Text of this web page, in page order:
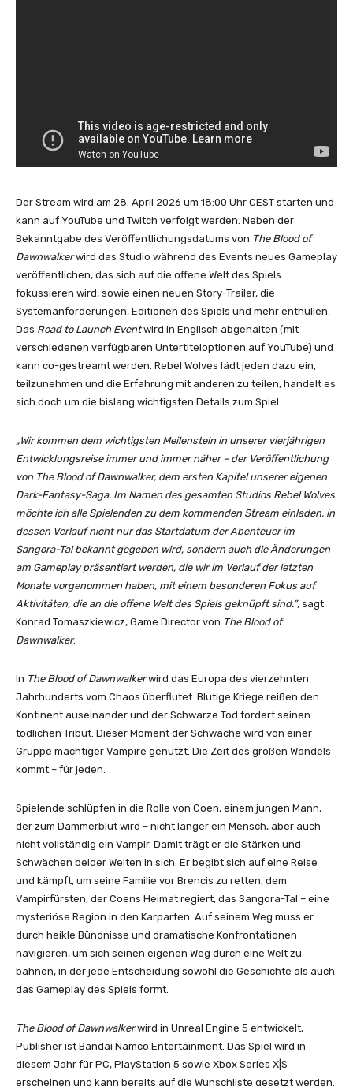
Der Stream wird am 28. April 2026 um 18:00 Uhr CEST starten und
kann auf YouTube und Twitch verfolgt werden. Neben der
Bekanntgabe des Veröffentlichungsdatums von The Blood of
Dawnwalkerwird das Studio während des Events neues Gameplay
veröffentlichen, das sich auf die offene Welt des Spiels
fokussieren wird, sowie einen neuen Story-Trailer, die
Systemanforderungen, Editionen des Spiels und mehr enthüllen.
Das Road to Launch Eventwird in Englisch abgehalten (mit
verschiedenen verfügbaren Untertiteloptionen auf YouTube) und
kann co-gestreamt werden. Rebel Wolves lädt jeden dazu ein,
teilzunehmen und die Erfahrung mit anderen zu teilen, handelt es
sich doch um die bislang wichtigsten Details zum Spiel.
„Wir kommen dem wichtigsten Meilenstein in unserer vierjährigen
Entwicklungsreise immer und immer näher – der Veröffentlichung
von The Blood of Dawnwalker, dem ersten Kapitel unserer eigenen
Dark-Fantasy-Saga. Im Namen des gesamten Studios Rebel Wolves
möchte ich alle Spielenden zu dem kommenden Stream einladen, in
dessen Verlauf nicht nur das Startdatum der Abenteuer im
Sangora-Tal bekannt gegeben wird, sondern auch die Änderungen
am Gameplay präsentiert werden, die wir im Verlauf der letzten
Monate vorgenommen haben, mit einem besonderen Fokus auf
Aktivitäten, die an die offene Welt des Spiels geknüpft sind.”, sagt
Konrad Tomaszkiewicz, Game Director von The Blood of
Dawnwalker.
In The Blood of Dawnwalkerwird das Europa des vierzehnten
Jahrhunderts vom Chaos überflutet. Blutige Kriege reißen den
Kontinent auseinander und der Schwarze Tod fordert seinen
tödlichen Tribut. Dieser Moment der Schwäche wird von einer
Gruppe mächtiger Vampire genutzt. Die Zeit des großen Wandels
kommt – für jeden.
Spielende schlüpfen in die Rolle von Coen, einem jungen Mann,
der zum Dämmerblut wird – nicht länger ein Mensch, aber auch
nicht vollständig ein Vampir. Damit trägt er die Stärken und
Schwächen beider Welten in sich. Er begibt sich auf eine Reise
und kämpft, um seine Familie vor Brencis zu retten, dem
Vampirfürsten, der Coens Heimat regiert, das Sangora-Tal – eine
mysteriöse Region in den Karparten. Auf seinem Weg muss er
durch heikle Bündnisse und dramatische Konfrontationen
navigieren, um sich seinen eigenen Weg durch eine Welt zu
bahnen, in der jede Entscheidung sowohl die Geschichte als auch
das Gameplay des Spiels formt.
The Blood of Dawnwalkerwird in Unreal Engine 5 entwickelt,
Publisher ist Bandai Namco Entertainment. Das Spiel wird in
diesem Jahr für PC, PlayStation 5 sowie Xbox Series X|S
erscheinen und kann bereits auf die Wunschliste gesetzt werden.